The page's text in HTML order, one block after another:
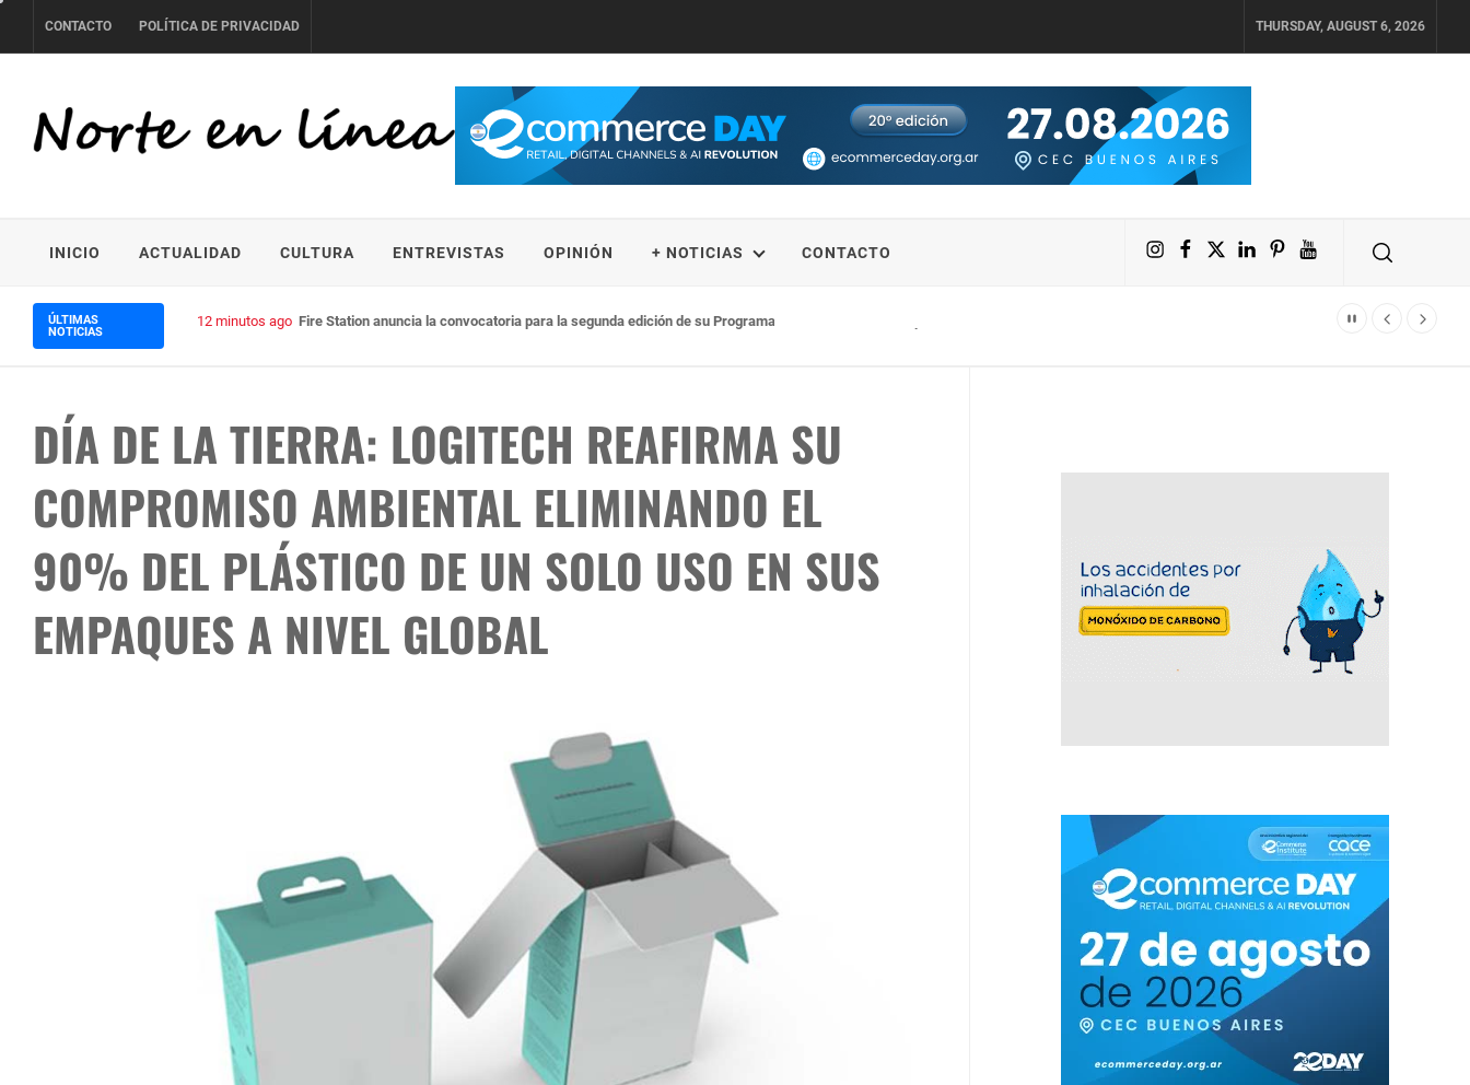
to
CONTACTO POLÍTICA DE PRIVACIDAD THURSDAY, AUGUST 6, 2026
INICIO ACTUALIDAD CULTURA ENTREVISTAS OPINIÓN + NOTICIAS CONTACTO Instagram
Facebook
X LinkedIn
PinterestYouTube
ÚLTIMAS
NOTICIAS
12 minutos ago Fire Station anuncia la convocatoria para la segunda edición de su Programa Académico Intensivo para Artistas 2027
DÍA DE LA TIERRA: LOGITECH REAFIRMA SU
COMPROMISO AMBIENTAL ELIMINANDO EL
90% DEL PLÁSTICO DE UN SOLO USO EN SUS
EMPAQUES A NIVEL GLOBAL